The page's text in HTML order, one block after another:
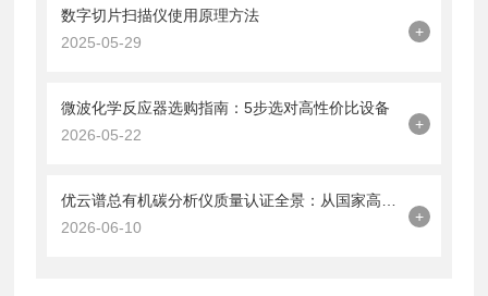
数字切片扫描仪使用原理方法
2025-05-29
+
微波化学反应器选购指南：5步选对高性价比设备
2026-05-22
+
优云谱总有机碳分析仪质量认证全景：从国家高新到多国药典合规的体系化背书
2026-06-10
+